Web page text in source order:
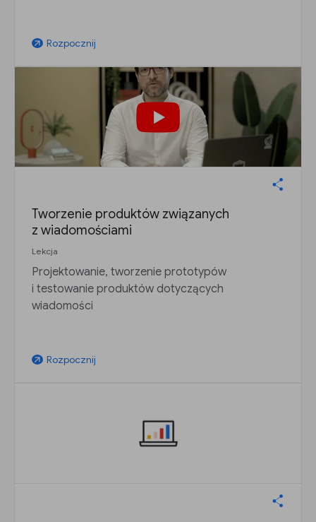
arrow_outward Rozpocznij
Tworzenie produktów związanych
z wiadomościami
Lekcja
Projektowanie, tworzenie prototypów
i testowanie produktów dotyczących
wiadomości
arrow_outward Rozpocznij